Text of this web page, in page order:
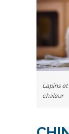
Lapins et
chaleur